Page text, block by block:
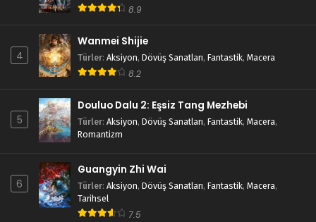
8.9
4
Wanmei Shijie
Türler: Aksiyon, Dövüş Sanatları, Fantastik, Macera
8.2
5
Douluo Dalu 2: Eşsiz Tang Mezhebi
Türler: Aksiyon, Dövüş Sanatları, Fantastik, Macera,
Romantizm
6
Guangyin Zhi Wai
Türler: Aksiyon, Dövüş Sanatları, Fantastik, Macera,
Tarihsel
7.5